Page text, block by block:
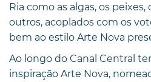
Ria como as algas, os
outros, acoplados com os
bem ao estilo Arte Nova
Ao longo do Canal Central
inspiração Arte Nova,